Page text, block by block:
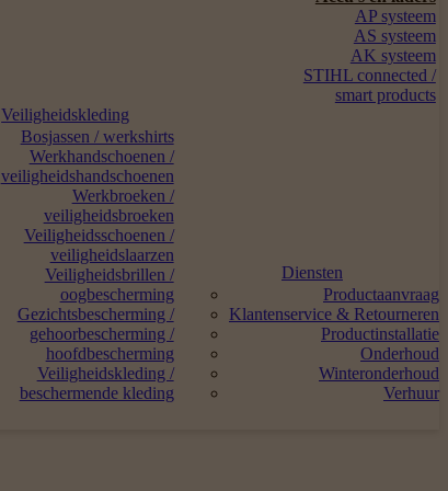
AP systeem
AS systeem
AK systeem
STIHL connected /
smart products
Veiligheidskleding
Bosjassen / werkshirts
Werkhandschoenen /
veiligheidshandschoenen
Werkbroeken /
veiligheidsbroeken
Veiligheidsschoenen /
veiligheidslaarzen
Veiligheidsbrillen /
oogbescherming
Gezichtsbescherming /
gehoorbescherming /
hoofdbescherming
Veiligheidskleding /
beschermende kleding
Diensten
Productaanvraag
Klantenservice & Retourneren
Productinstallatie
Onderhoud
Winteronderhoud
Verhuur